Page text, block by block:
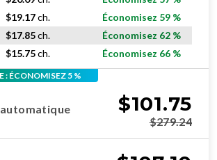
$19.17ch.
Économisez 59 %
$17.85ch.
Économisez 62 %
$15.75ch. Économisez 66 %
: ÉCONOMISEZ 5 %
$101.75
$279.24